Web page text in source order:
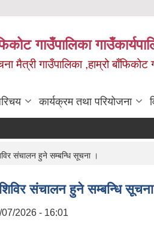
गाउँपालिका
मैत्री गाउँपालिका ,हाम्रो बाँफिकोट
कार्यक्रम तथा परियोजना
संचालन हुने सम्बन्धि सूचना ।
संचालन हुने सम्बन्धि
2026 - 16:01